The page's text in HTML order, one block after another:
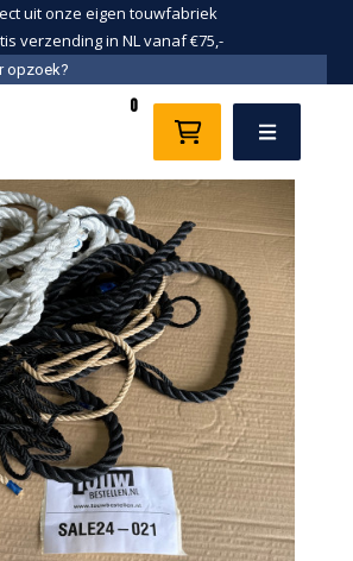
uit onze eigen touwfabriek
verzending in NL vanaf €75,-
Menu
0